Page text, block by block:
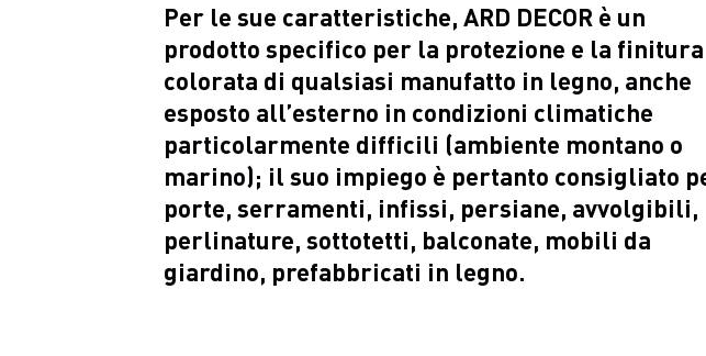
Per le sue caratteristiche, ARD DECOR è un
prodotto specifico per la protezione e la finitura
colorata di qualsiasi manufatto in legno, anche
esposto all’esterno in condizioni climatiche
particolarmente difficili (ambiente montano o
marino); il suo impiego è pertanto consigliato
porte, serramenti, infissi, persiane, avvolgibili,
perlinature, sottotetti, balconate, mobili da
giardino, prefabbricati in legno.